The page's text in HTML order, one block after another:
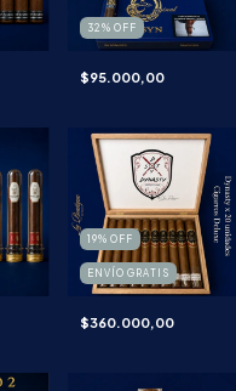
32 % OFF
$95.000,00
19% OFF
ENVÍO GRATIS
$360.000,00